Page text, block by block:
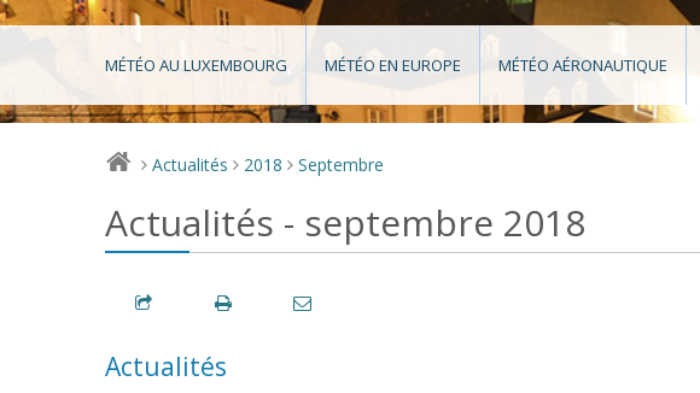
MÉTÉO AU LUXEMBOURG MÉTÉO EN EUROPE MÉTÉO AÉRONAUTIQUE
> Actualités > 2018 > Septembre
Actualités - septembre 2018
Actualités